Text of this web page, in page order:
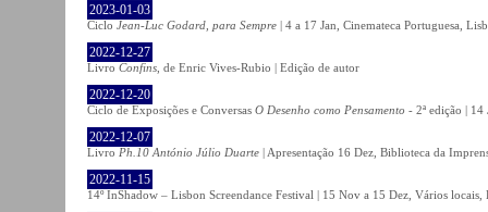
2023-01-03
Ciclo Jean-Luc Godard, para Sempre | 4 a 17 Jan, Cinemateca Portuguesa,
2022-12-27
Livro Confins , de Enric Vives-Rubio | Edição de autor
2022-12-20
Ciclo de Exposições e Conversas O Desenho como Pensamento - 2ª edição |
2022-12-07
Livro Ph.10 António Júlio Duarte | Apresentação 16 Dez, Biblioteca da
2022-11-15
14º InShadow – Lisbon Screendance Festival | 15 Nov a 15 Dez, Vários locais,